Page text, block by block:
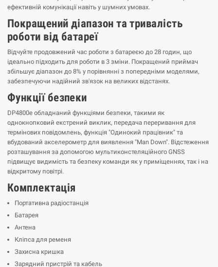
ефективній комунікації навіть у шумних умовах.
Покращений діапазон та тривалість
роботи від батареї
Відчуйте продовжений час роботи з батареєю до 28 годин, що
ідеально підходить для роботи в 3 зміни. Покращений приймач
збільшує діапазон до 8% у порівнянні з попередніми моделями,
забезпечуючи надійний зв'язок на великих відстанях.
Функції безпеки
DP4800e обладнаний функціями безпеки, такими як
однокнопковий екстрений виклик, передача переривання для
термінових повідомлень, функція "Одинокий працівник" та
вбудований акселерометр для виявлення "Man Down". Відстеження
розташування за допомогою мультиконстеляційного GNSS
підвищує видимість та безпеку команди як у приміщеннях, так і на
відкритому повітрі.
Комплектація
Портативна радіостанція
Батарея
Антена
Кліпса для ременя
Захисна кришка
Зарядний пристрій та кабель